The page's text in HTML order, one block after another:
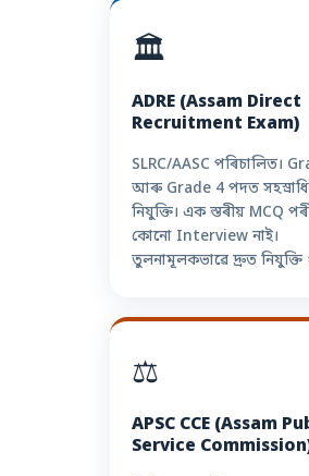
🏛️
ADRE (Assam Direct
Recruitment Exam)
SLRC/AASC পৰিচালিত।
আৰু Grade 4 পদত
নিযুক্তি। এক স্তৰীয় MCQ
কোনো Interview নাই।
তুলনামূলকভাৱে দ্ৰুত নিযুক্তি
⚖️
APSC CCE (Assam
Service